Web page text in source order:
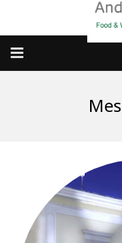
dove MANGIARE
cosa CUCINARE